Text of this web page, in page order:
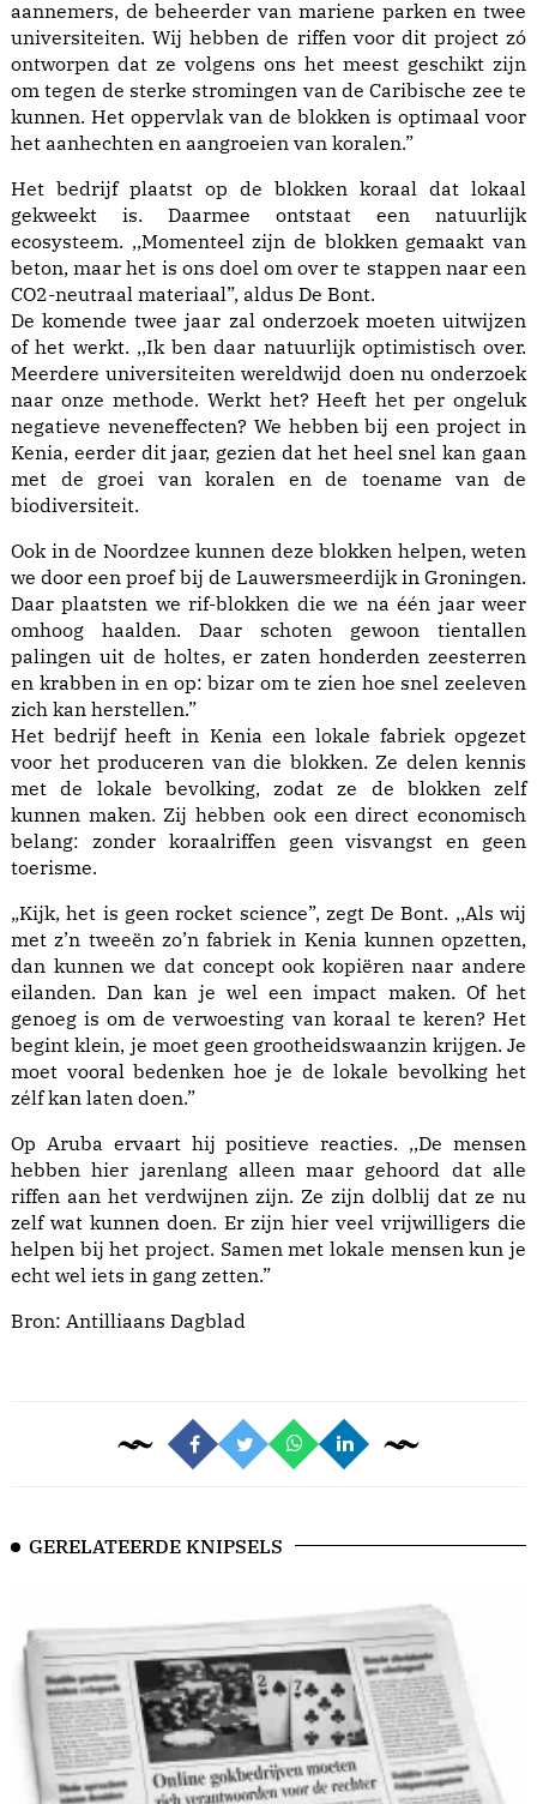
aannemers, de beheerder van mariene parken en twee
universiteiten. Wij hebben de riffen voor dit project zó
ontworpen dat ze volgens ons het meest geschikt zijn
om tegen de sterke stromingen van de Caribische zee te
kunnen. Het oppervlak van de blokken is optimaal voor
het aanhechten en aangroeien van koralen.”
Het bedrijf plaatst op de blokken koraal dat lokaal
gekweekt is. Daarmee ontstaat een natuurlijk
ecosysteem. ,,Momenteel zijn de blokken gemaakt van
beton, maar het is ons doel om over te stappen naar een
CO2-neutraal materiaal”, aldus De Bont.
De komende twee jaar zal onderzoek moeten uitwijzen
of het werkt. ,,Ik ben daar natuurlijk optimistisch over.
Meerdere universiteiten wereldwijd doen nu onderzoek
naar onze methode. Werkt het? Heeft het per ongeluk
negatieve neveneffecten? We hebben bij een project in
Kenia, eerder dit jaar, gezien dat het heel snel kan gaan
met de groei van koralen en de toename van de
biodiversiteit.
Ook in de Noordzee kunnen deze blokken helpen, weten
we door een proef bij de Lauwersmeerdijk in Groningen.
Daar plaatsten we rif-blokken die we na één jaar weer
omhoog haalden. Daar schoten gewoon tientallen
palingen uit de holtes, er zaten honderden zeesterren
en krabben in en op: bizar om te zien hoe snel zeeleven
zich kan herstellen.”
Het bedrijf heeft in Kenia een lokale fabriek opgezet
voor het produceren van die blokken. Ze delen kennis
met de lokale bevolking, zodat ze de blokken zelf
kunnen maken. Zij hebben ook een direct economisch
belang: zonder koraalriffen geen visvangst en geen
toerisme.
„Kijk, het is geen rocket science”, zegt De Bont. ,,Als wij
met z’n tweeën zo’n fabriek in Kenia kunnen opzetten,
dan kunnen we dat concept ook kopiëren naar andere
eilanden. Dan kan je wel een impact maken. Of het
genoeg is om de verwoesting van koraal te keren? Het
begint klein, je moet geen grootheidswaanzin krijgen. Je
moet vooral bedenken hoe je de lokale bevolking het
zélf kan laten doen.”
Op Aruba ervaart hij positieve reacties. ,,De mensen
hebben hier jarenlang alleen maar gehoord dat alle
riffen aan het verdwijnen zijn. Ze zijn dolblij dat ze nu
zelf wat kunnen doen. Er zijn hier veel vrijwilligers die
helpen bij het project. Samen met lokale mensen kun je
echt wel iets in gang zetten.”
Bron: Antilliaans Dagblad
GERELATEERDE KNIPSELS